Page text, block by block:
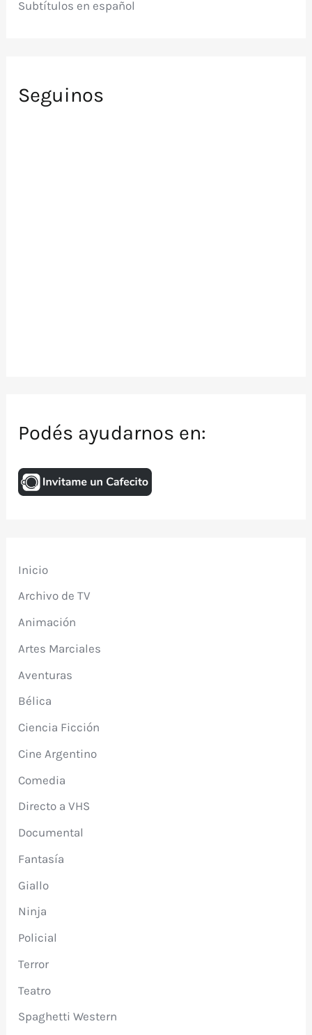
Subtítulos en español
Seguinos
Podés ayudarnos en:
Inicio
Archivo de TV
Animación
Artes Marciales
Aventuras
Bélica
Ciencia Ficción
Cine Argentino
Comedia
Directo a VHS
Documental
Fantasía
Giallo
Ninja
Policial
Terror
Teatro
Spaghetti Western